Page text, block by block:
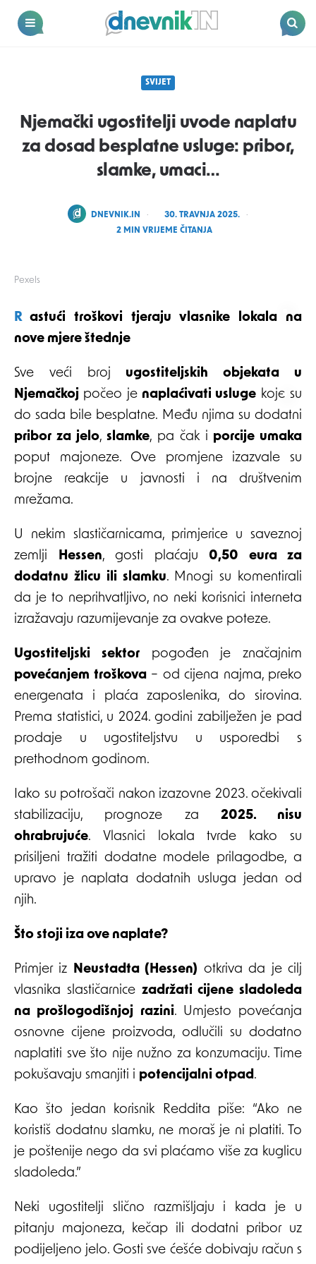
Dnevnik.in
Pexels
SVIJET
Njemački ugostitelji uvode naplatu
za dosad besplatne usluge: pribor,
slamke, umaci…
POSTED
DNEVNIK.IN
30. TRAVNJA 2025.
2 MIN VRIJEME ČITANJA
Rastući troškovi tjeraju vlasnike lokala na
nove mjere štednje
Sve veći broj ugostiteljskih objekata u
Njemačkoj počeo je naplaćivati usluge koje su
do sada bile besplatne. Među njima su dodatni
pribor za jelo,slamke, pa čak i porcije umaka
poput majoneze. Ove promjene izazvale su
brojne reakcije u javnosti i na društvenim
mrežama.
U nekim slastičarnicama, primjerice u saveznoj
zemlji Hessen, gosti plaćaju 0,50 eura za
dodatnu žlicu ili slamku. Mnogi su komentirali
da je to neprihvatljivo, no neki korisnici interneta
izražavaju razumijevanje za ovakve poteze.
Ugostiteljski sektorpogođen je značajnim
povećanjem troškova– od cijena najma, preko
energenata i plaća zaposlenika, do sirovina.
Prema statistici, u 2024. godini zabilježen je pad
prodaje u ugostiteljstvu u usporedbi s
prethodnom godinom.
Iako su potrošači nakon izazovne 2023. očekivali
stabilizaciju, prognoze za 2025. nisu
ohrabrujuće. Vlasnici lokala tvrde kako su
prisiljeni tražiti dodatne modele prilagodbe, a
upravo je naplata dodatnih usluga jedan od
njih.
Što stoji iza ove naplate?
Primjer iz Neustadta (Hessen) otkriva da je cilj
vlasnika slastičarnice zadržati cijene sladoleda
na prošlogodišnjoj razini. Umjesto povećanja
osnovne cijene proizvoda, odlučili su dodatno
naplatiti sve što nije nužno za konzumaciju. Time
pokušavaju smanjiti i potencijalni otpad .
Kao što jedan korisnik Reddita piše: “Ako ne
koristiš dodatnu slamku, ne moraš je ni platiti. To
je poštenije nego da svi plaćamo više za kuglicu
sladoleda.”
Neki ugostitelji slično razmišljaju i kada je u
pitanju majoneza, kečap ili dodatni pribor uz
podijeljeno jelo. Gosti sve ćešće dobivaju račun s